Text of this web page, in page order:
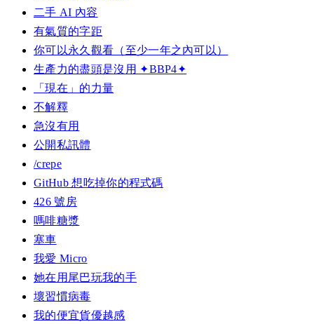
二手 AI 內容
有氣質的字距
你可以永久觀看（至少一年之內可以）
生產力的盡頭是沒用 ✦BBP4✦
「現在」的力量
不解釋
急沒有用
公開私訊體
/crepe
GitHub 想吃掉你的程式碼
426 號房
嗎啡糖漿
塞車
我愛 Micro
她在用尾巴玩我的手
壞習慣病毒
我的便宜貨優越感